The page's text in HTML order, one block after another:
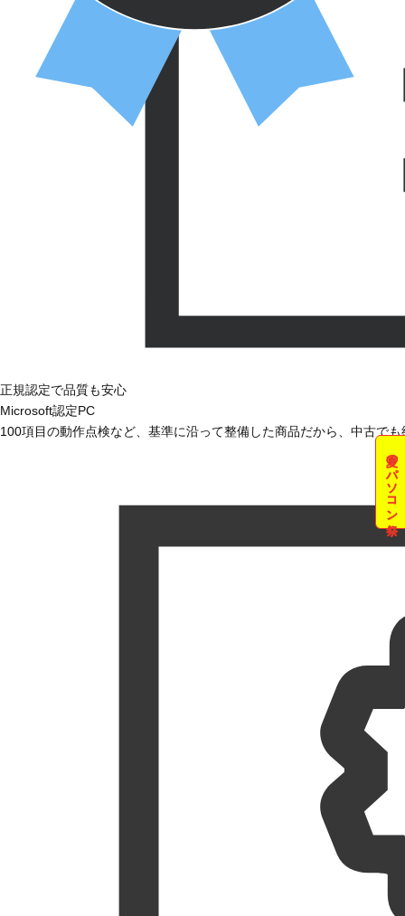
夏のパソコン祭
正規認定で品質も安心
Microsoft認定PC
100項目の動作点検など、基準に沿って整備した商品だから、中古で